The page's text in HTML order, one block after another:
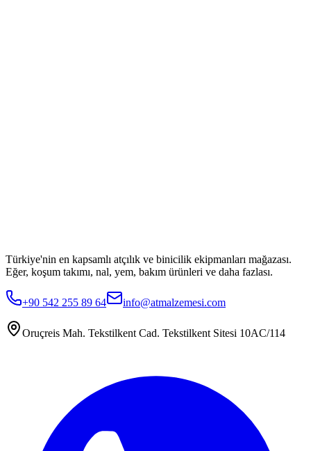
Türkiye'nin en kapsamlı atçılık ve binicilik ekipmanları mağazası.
Eğer, koşum takımı, nal, yem, bakım ürünleri ve daha fazlası.
+90 542 255 89 64 info@atmalzemesi.com
Oruçreis Mah. Tekstilkent Cad. Tekstilkent Sitesi 10AC/114